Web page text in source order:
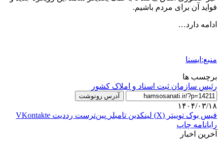
فواید آن برای مردم باشیم.
ادامه دارد…
منبع:ایسنا
برچسب ها
رئیس سازمان ثبت اسناد و املاک کشور
آدرس رونوشت
۱۴۰۴/۰۳/۱۸
فیس بوک توییتر (X) لینکدین ‫تامبلر ‫پین‌ترست ‫رددیت ‫VKontakte
رایانامه چاپ
آخرین اخبار